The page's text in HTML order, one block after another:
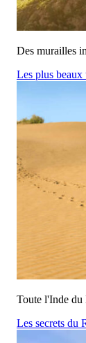
Des murailles
Les plus beaux
Toute l'Inde du
Les secrets du